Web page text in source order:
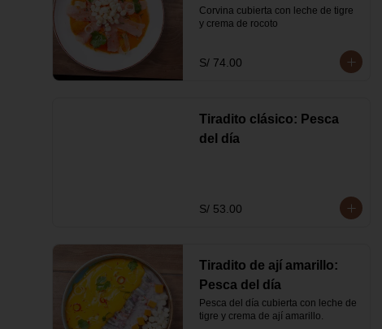
Corvina cubierta con leche de tigre
y crema de rocoto
S/ 74.00
Tiradito clásico: Pesca
del día
S/ 53.00
Tiradito de ají amarillo:
Pesca del día
Pesca del día cubierta con leche de
tigre y crema de ají amarillo.